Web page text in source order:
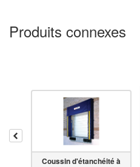
Produits connexes
Coussin d'étanchéité à